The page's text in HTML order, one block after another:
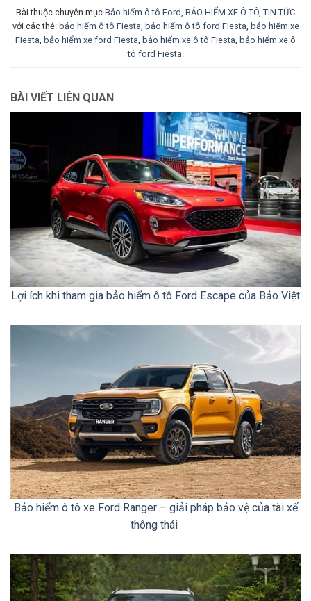
Bài thuộc chuyên mục Bảo hiểm ô tô Ford, BẢO HIỂM XE Ô TÔ, TIN TỨC
với các thẻ: bảo hiểm ô tô Fiesta, bảo hiểm ô tô ford Fiesta, bảo hiểm xe
Fiesta, bảo hiểm xe ford Fiesta, bảo hiểm xe ô tô Fiesta, bảo hiểm xe ô
tô ford Fiesta.
BÀI VIẾT LIÊN QUAN
Lợi ích khi tham gia bảo hiểm ô tô Ford Escape của Bảo Việt
Bảo hiểm ô tô xe Ford Ranger – giải pháp bảo vệ của tài xế
thông thái